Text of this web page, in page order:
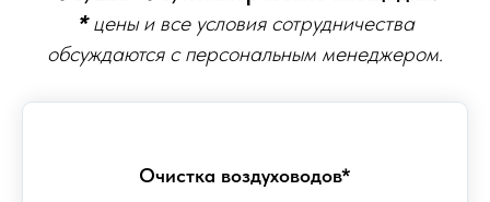
*цены и все условия сотрудничества
обсуждаются с персональным менеджером.
Очистка воздуховодов*